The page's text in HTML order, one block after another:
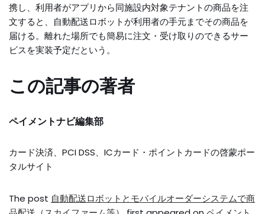
携し、利用者がアプリから同施設内対象テナントの商品を注
文すると、自動配送ロボットが利用者の手元までその商品を
届ける。離れた場所でも簡易に注文・受け取りのできるサー
ビスを実装予定だという。
この記事の著者
ペイメントナビ編集部
カード決済、PCI DSS、ICカード・ポイントカードの啓蒙ポー
タルサイト
The post 自動配送ロボットとモバイルオーダーシステムで商